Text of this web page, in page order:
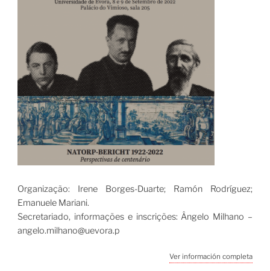
Organização: Irene Borges-Duarte; Ramón Rodríguez;
Emanuele Mariani.
Secretariado, informações e inscrições: Ângelo Milhano –
angelo.milhano@uevora.p
Ver información completa